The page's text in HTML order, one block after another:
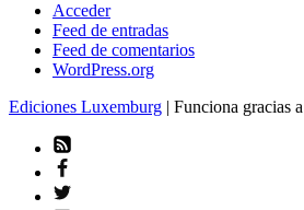
Acceder
Feed de entradas
Feed de comentarios
WordPress.org
Ediciones Luxemburg | Funciona gracias a